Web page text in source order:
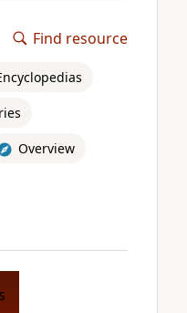
Find resource
Overview